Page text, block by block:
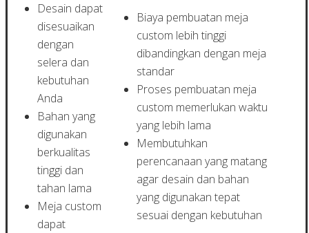
Desain dapat
disesuaikan
dengan
selera dan
kebutuhan
Anda
Bahan yang
digunakan
berkualitas
tinggi dan
tahan lama
Meja custom
dapat
Biaya pembuatan meja
custom lebih tinggi
dibandingkan dengan meja
standar
Proses pembuatan meja
custom memerlukan waktu
yang lebih lama
Membutuhkan
perencanaan yang matang
agar desain dan bahan
yang digunakan tepat
sesuai dengan kebutuhan